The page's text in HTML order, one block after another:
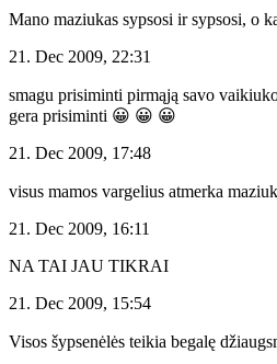
Mano maziukas sypsosi ir sypsosi, o
21. Dec 2009, 22:31
smagu prisiminti pirmąją savo
gera prisiminti 😀 😀 😀
21. Dec 2009, 17:48
visus mamos vargelius atmerka
21. Dec 2009, 16:11
NA TAI JAU TIKRAI
21. Dec 2009, 15:54
Visos šypsenėlės teikia begalę